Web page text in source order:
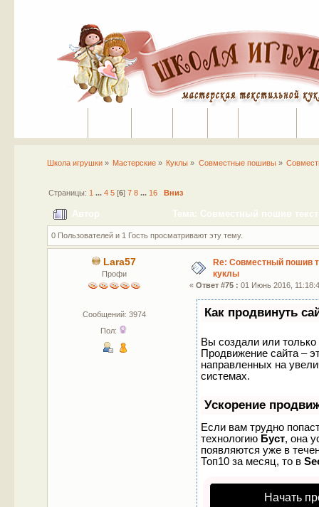
Школа игрушки» Мастерские » Куклы » Совместные пошивы»
Страницы: 1 ... 4 5[6] 7 8 ... 16 Вниз
Автор Тема: Совместный пошив
0 Пользователей и 1 Гость просматривают эту тему.
Lara57
Профи
Сообщений: 3974
Пол:
Re: Совместный пошив
куклы
«Ответ #75 : 01 Июнь 2016,
Как продвинуть
Вы создали или только
Продвижение сайта –
направленных на
системах.
Ускорение
Если вам трудно
технологию Буст, она
появляются уже в
Топ10 за месяц, то в
Начать